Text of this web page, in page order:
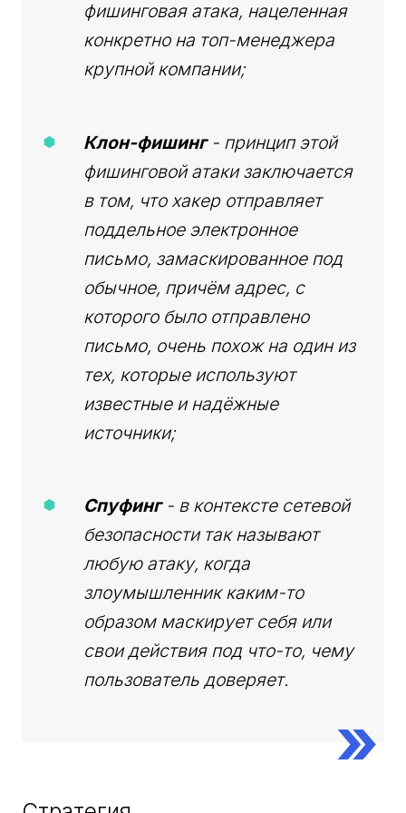
фишинговая атака, нацеленная
конкретно на топ-менеджера
крупной компании;
Клон-фишинг- принцип этой
фишинговой атаки заключается
в том, что хакер отправляет
поддельное электронное
письмо, замаскированное под
обычное, причём адрес, с
которого было отправлено
письмо, очень похож на один из
тех, которые используют
известные и надёжные
источники;
Спуфинг- в контексте сетевой
безопасности так называют
любую атаку, когда
злоумышленник каким-то
образом маскирует себя или
свои действия под что-то, чему
пользователь доверяет.